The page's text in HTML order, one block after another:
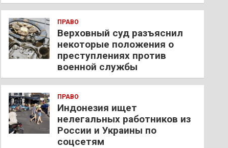
ПРАВО
Верховный суд разъяснил
некоторые положения о
преступлениях против
военной службы
ПРАВО
Индонезия ищет
нелегальных работников из
России и Украины по
соцсетям